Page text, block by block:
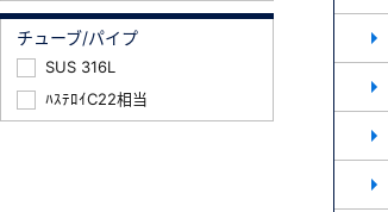
チューブ/パイプ
SUS 316L
ﾊｽﾃﾛｲC22相当